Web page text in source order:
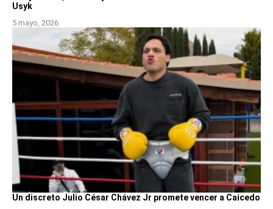
Usyk
5 mayo, 2026
Un discreto Julio César Chávez Jr promete vencer a Caicedo